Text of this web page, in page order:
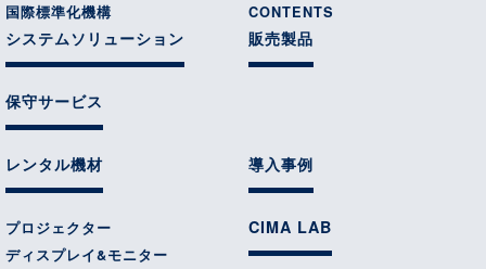
国際標準化機構
CONTENTS
システムソリューション
保守サービス
販売製品
レンタル機材
プロジェクター
ディスプレイ&モニター
導入事例
CIMA LAB